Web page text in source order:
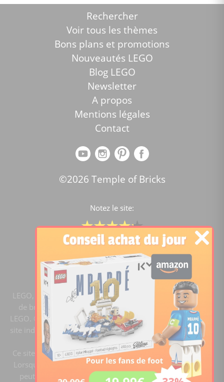
Rechercher
Voir tous les thèmes
Bons plans et promotions
Nouveautés LEGO
Blog LEGO
Newsletter
A propos
Mentions légales
Contact
©2026 Temple of Bricks
Notez le site:
Comparateur de prix Lego
4.2/5 -15455notes
LEGO, le logo LEGO, la figurine LEGO et les configurations
de briques sont des marques commerciales du groupe
LEGO. ©2020 The LEGO Group. Templeofbricks.com est un
site indépendant du groupe LEGO, il n'est pas sponsorisé ni
validé par LEGO.
Ce site est membre du programme Ebay Partner Network.
Lorsque vous cliquez sur un lien et faites un achat, ce site
peut recevoir une commission. En tant que Partenaire